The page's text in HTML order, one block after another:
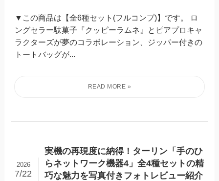
▼この商品は【全6種セット(フルコンプ)】です。 ロ
ングセラー駄菓子『クッピーラムネ』とピアプロキャ
ラクターズが夢のコラボレーション、ジッパー付きの
トートバッグが...
実機の再現度に納得！ターリン「手のひ
らネットワーク機器4」全4種セットの精
巧な魅力を写真付きフォトレビュー紹介
2026
7/22